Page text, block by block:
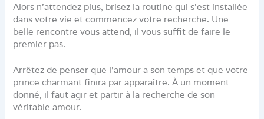
Alors n’attendez plus, brisez la routine qui s’est installée
dans votre vie et commencez votre recherche. Une
belle rencontre vous attend, il vous suffit de faire le
premier pas.
Arrêtez de penser que l’amour a son temps et que votre
prince charmant finira par apparaître. À un moment
donné, il faut agir et partir à la recherche de son
véritable amour.